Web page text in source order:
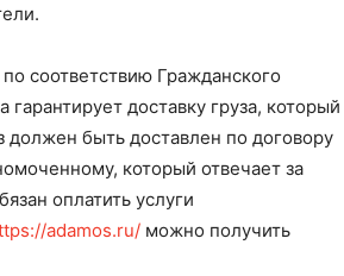
соответствию Гражданского
доставку груза, который
должен быть доставлен по договору
который отвечает за
оплатить услуги
adamos.ru/ можно получить